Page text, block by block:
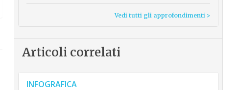
Vedi tutti gli approfondimenti >
Articoli correlati
INFOGRAFICA